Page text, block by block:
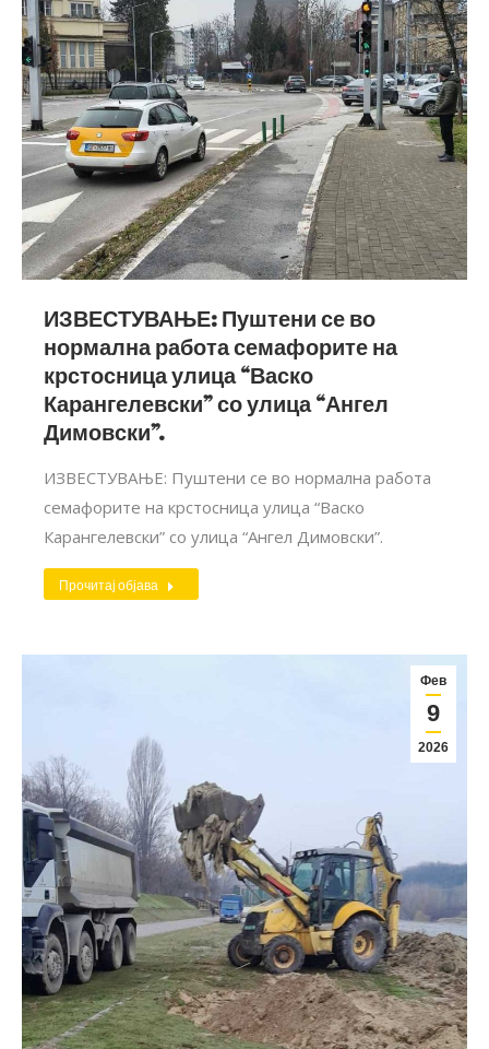
ИЗВЕСТУВАЊЕ: Пуштени се во
нормална работа семафорите на
крстосница улица “Васко
Карангелевски” со улица “Ангел
Димовски”.
ИЗВЕСТУВАЊЕ: Пуштени се во нормална работа
семафорите на крстосница улица “Васко
Карангелевски” со улица “Ангел Димовски”.
Прочитај објава
Фев
9
2026